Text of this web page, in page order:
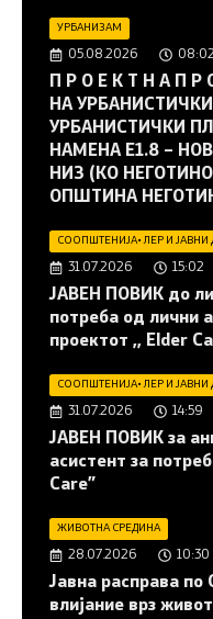
УРБАНИЗАМ
05.08.2026 08:02
П Р О Е К Т Н А П Р
НА
УРБАНИСТИЧКИ
НАМЕНА Е1.8 –
НИЗ (КО
ОПШТИНА
СООПШТЕНИЈА•ЛЕР И ЈАВНИ
31.07.2026 15:02
JАВЕН ПОВИК до
потреба од лични
проектот ,, Elder
СООПШТЕНИЈА•ЛЕР И ЈАВНИ
31.07.2026 14:59
JАВЕН ПОВИК за
асистент за
Care”
ЖИВОТНА СРЕДИНА
28.07.2026 10:30
Јавна расправа по
влијание врз